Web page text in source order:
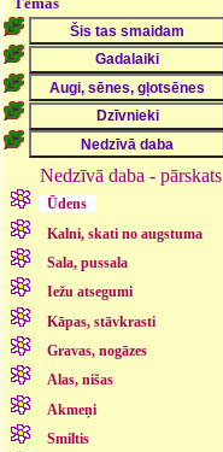
Nedzīvā daba - pārskats
Ūdens
Kalni, skati no augstuma
Sala, pussala
Iežu atsegumi
Kāpas, stāvkrasti
Gravas, nogāzes
Alas, nišas
Akmeņi
Smiltis